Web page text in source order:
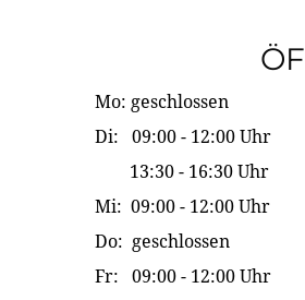
Mo: geschlossen
Di: 09:00 - 12:00 Uhr
13:30 - 16:30 Uhr
Mi: 09:00 - 12:00 Uhr
Do: geschlossen
Fr: 09:00 - 12:00 Uhr